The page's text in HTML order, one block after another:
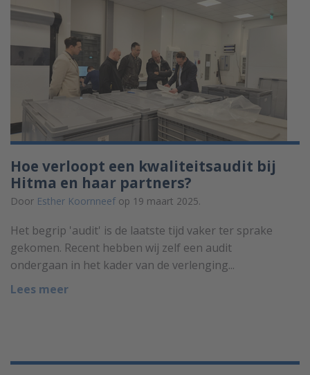
Hoe verloopt een kwaliteitsaudit bij
Hitma en haar partners?
Door Esther Koornneef op 19 maart 2025.
Het begrip 'audit' is de laatste tijd vaker ter sprake
gekomen. Recent hebben wij zelf een audit
ondergaan in het kader van de verlenging...
Lees meer